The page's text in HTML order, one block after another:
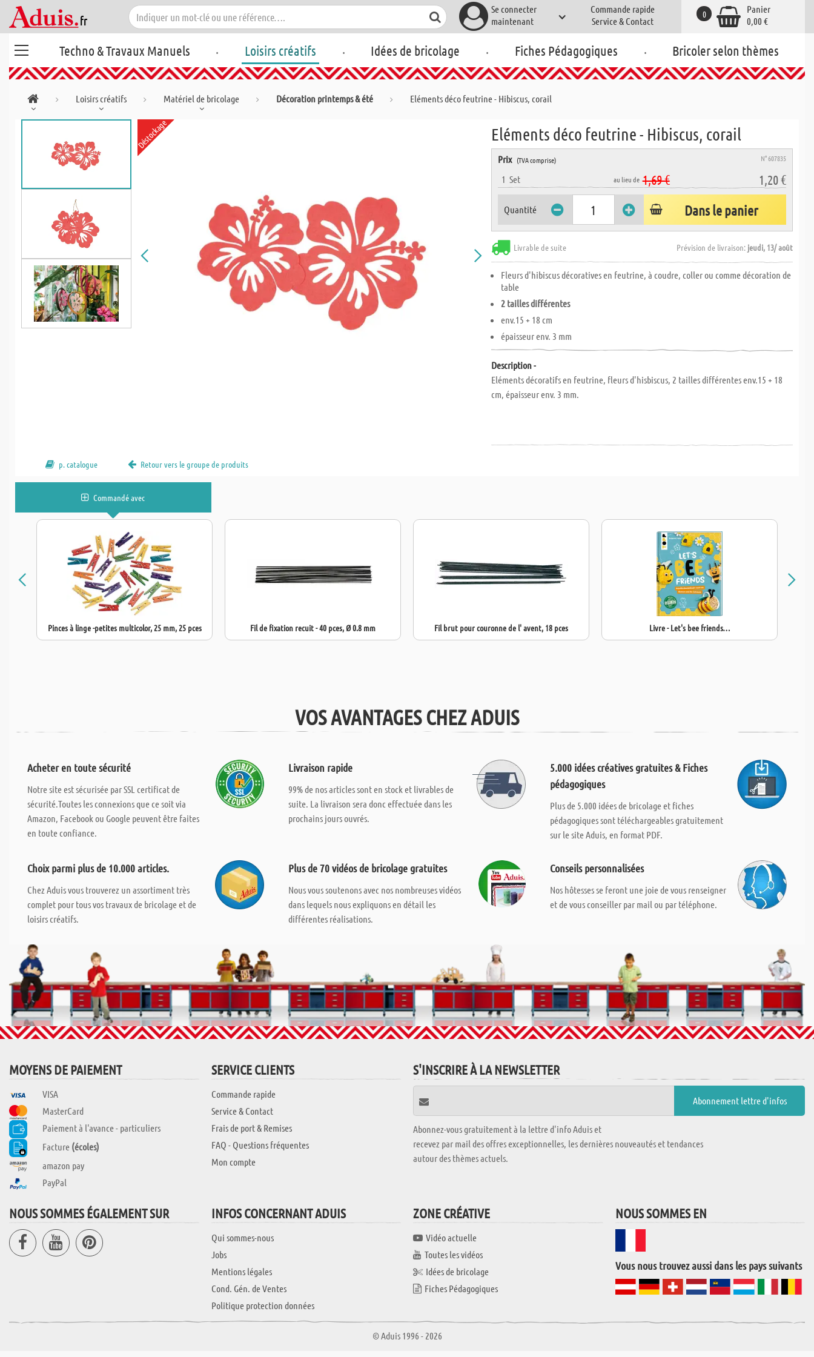
Se connecter
maintenant
Commande rapide
Service & Contact
Panier
0,00 €
0
Techno & Travaux Manuels . Loisirs créatifs . Idées de bricolage . Fiches Pédagogiques . Bricoler selon thèmes
Loisirs créatifs Matériel de bricolage Décoration printemps & été Eléments déco feutrine - Hibiscus, corail
Déstockage Eléments déco feutrine - Hibiscus, corail
Prix (TVA comprise) N° 607835
1Set au lieu de 1,69 € 1,20 €
Quantité Dans le panier
Livrable de suite Prévision de livraison: jeudi, 13/ août
Fleurs d'hibiscus décoratives en feutrine, à coudre, coller ou comme décoration de
table
2 tailles différentes
env.15 + 18 cm
épaisseur env. 3 mm
Description -
Eléments décoratifs en feutrine, fleurs d'hisbiscus, 2 tailles différentes env.15 + 18
cm, épaisseur env. 3 mm.
p. catalogue Retour vers le groupe de produits
Commandé avec
Pinces à linge -petites multicolor, 25 mm, 25 pces Fil de fixation recuit - 40 pces, Ø 0.8 mm Fil brut pour couronne de l' avent, 18 pces Livre - Let's bee friends…
VOS AVANTAGES CHEZ ADUIS
Acheter en toute sécurité
Notre site est sécurisée par SSL certificat de
sécurité.Toutes les connexions que ce soit via
Amazon, Facebook ou Google peuvent être faites
en toute confiance.
Livraison rapide
99% de nos articles sont en stock et livrables de
suite. La livraison sera donc effectuée dans les
prochains jours ouvrés.
5.000 idées créatives gratuites & Fiches
pédagogiques
Plus de 5.000 idées de bricolage et fiches
pédagogiques sont téléchargeables gratuitement
sur le site Aduis, en format PDF.
Choix parmi plus de 10.000 articles.
Chez Aduis vous trouverez un assortiment très
complet pour tous vos travaux de bricolage et de
loisirs créatifs.
Plus de 70 vidéos de bricolage gratuites
Nous vous soutenons avec nos nombreuses vidéos
dans lequels nous expliquons en détail les
différentes réalisations.
Conseils personnalisées
Nos hôtesses se feront une joie de vous renseigner
et de vous conseiller par mail ou par téléphone.
MOYENS DE PAIEMENT
VISA
MasterCard
Paiement à l'avance - particuliers
Facture (écoles)
amazon pay
PayPal
SERVICE CLIENTS
Commande rapide
Service & Contact
Frais de port & Remises
FAQ - Questions fréquentes
Mon compte
S'INSCRIRE À LA NEWSLETTER
Abonnez-vous gratuitement à la lettre d'info Aduis et
recevez par mail des offres exceptionnelles, les dernières nouveautés et tendances
autour des thèmes actuels.
NOUS SOMMES ÉGALEMENT SUR INFOS CONCERNANT ADUIS
Qui sommes-nous
Jobs
Mentions légales
Cond. Gén. de Ventes
Politique protection données
ZONE CRÉATIVE
Vidéo actuelle
Toutes les vidéos
Idées de bricolage
Fiches Pédagogiques
NOUS SOMMES EN
Vous nous trouvez aussi dans les pays suivants
© Aduis 1996 - 2026